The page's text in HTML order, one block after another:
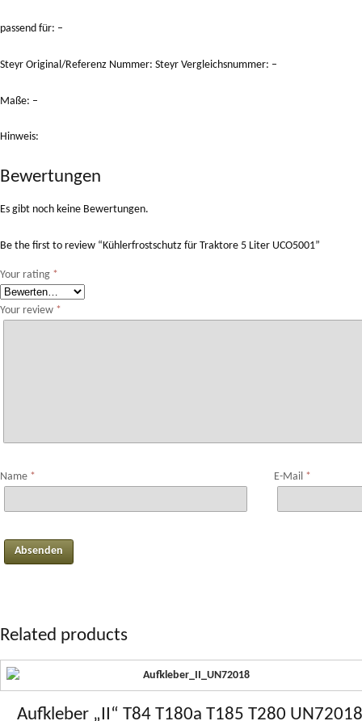
passend für: –
Steyr Original/Referenz Nummer: Steyr Vergleichsnummer: –
Maße: –
Hinweis:
Bewertungen
Es gibt noch keine Bewertungen.
Be the first to review “Kühlerfrostschutz für Traktore 5 Liter UCO5001”
Your rating *
Your review *
Name * E-Mail *
Related products
Aufkleber „II“ T84 T180a T185 T280